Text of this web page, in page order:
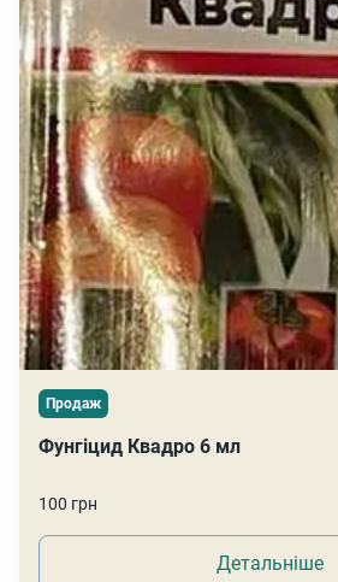
Продаж
Фунгіцид Квадро 6 мл
100 грн
Детальніше